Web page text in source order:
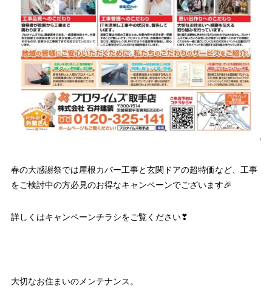
春の大感謝祭では屋根カバー工事と玄関ドアの超特価など、工事
をご検討中の方必見のお得なキャンペーンでございます🎉
詳しくはキャンペーンチラシをご覧ください❣
大切なお住まいのメンテナンス。